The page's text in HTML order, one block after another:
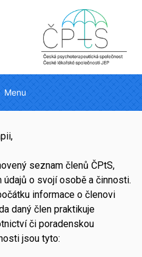
Menu
seznam členů ČPtS,
o svojí osobě a činnosti.
informace o členovi
daný člen praktikuje
či poradenskou
jsou tyto: